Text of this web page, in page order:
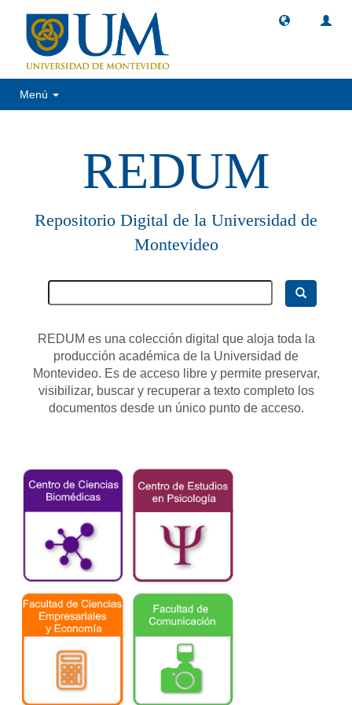
Menú
REDUM
Repositorio Digital de la Universidad de
Montevideo
REDUM es una colección digital que aloja toda la
producción académica de la Universidad de
Montevideo. Es de acceso libre y permite preservar,
visibilizar, buscar y recuperar a texto completo los
documentos desde un único punto de acceso.